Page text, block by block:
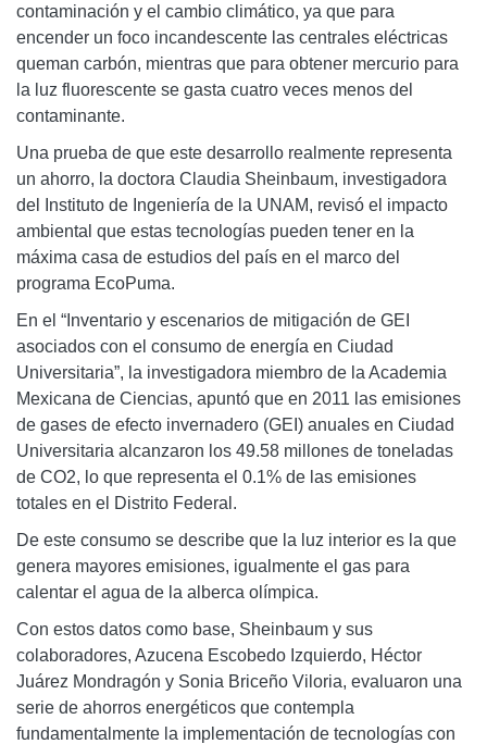
contaminación y el cambio climático, ya que para
encender un foco incandescente las centrales eléctricas
queman carbón, mientras que para obtener mercurio para
la luz fluorescente se gasta cuatro veces menos del
contaminante.
Una prueba de que este desarrollo realmente representa
un ahorro, la doctora Claudia Sheinbaum, investigadora
del Instituto de Ingeniería de la UNAM, revisó el impacto
ambiental que estas tecnologías pueden tener en la
máxima casa de estudios del país en el marco del
programa EcoPuma.
En el “Inventario y escenarios de mitigación de GEI
asociados con el consumo de energía en Ciudad
Universitaria”, la investigadora miembro de la Academia
Mexicana de Ciencias, apuntó que en 2011 las emisiones
de gases de efecto invernadero (GEI) anuales en Ciudad
Universitaria alcanzaron los 49.58 millones de toneladas
de CO2, lo que representa el 0.1% de las emisiones
totales en el Distrito Federal.
De este consumo se describe que la luz interior es la que
genera mayores emisiones, igualmente el gas para
calentar el agua de la alberca olímpica.
Con estos datos como base, Sheinbaum y sus
colaboradores, Azucena Escobedo Izquierdo, Héctor
Juárez Mondragón y Sonia Briceño Viloria, evaluaron una
serie de ahorros energéticos que contempla
fundamentalmente la implementación de tecnologías con